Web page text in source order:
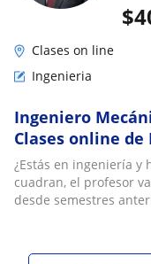
$
Clases on line
Ingenieria
Ingeniero
Clases online
Ingeniería
¿Estás en ingeniería
cuadran, el profesor
desde semestres